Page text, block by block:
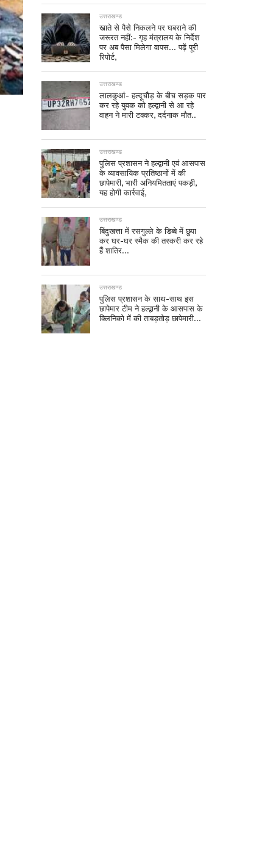
उत्तराखण्ड
खाते से पैसे निकलने पर घबराने की
जरूरत नहीं:- गृह मंत्रालय के निर्देश
पर अब पैसा मिलेगा वापस… पढ़ें पूरी
रिपोर्ट,
उत्तराखण्ड
लालकुआं- हल्दूचौड़ के बीच सड़क पार
कर रहे युवक को हल्द्वानी से आ रहे
वाहन ने मारी टक्कर, दर्दनाक मौत..
उत्तराखण्ड
पुलिस प्रशासन ने हल्द्वानी एवं आसपास
के व्यावसायिक प्रतिष्ठानों में की
छापेमारी, भारी अनियमितताएं पकड़ी,
यह होगी कार्रवाई,
उत्तराखण्ड
बिंदुखत्ता में रसगुल्ले के डिब्बे में छुपा
कर घर-घर स्मैक की तस्करी कर रहे
हैं शातिर…
उत्तराखण्ड
पुलिस प्रशासन के साथ-साथ इस
छापेमार टीम ने हल्द्वानी के आसपास के
क्लिनिको में की ताबड़तोड़ छापेमारी…